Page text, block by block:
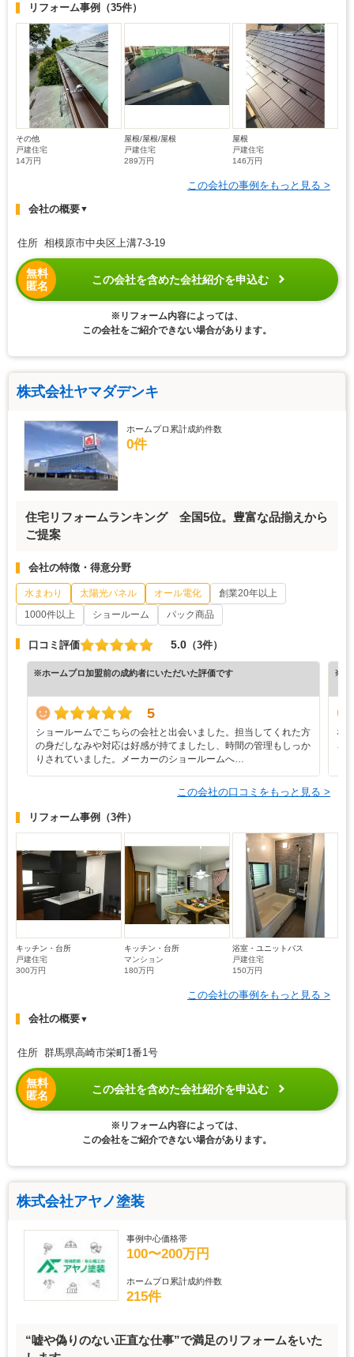
リフォーム事例 （35件）
その他
戸建住宅
14万円
屋根/屋根/屋根
戸建住宅
289万円
屋根
戸建住宅
146万円
この会社の事例をもっと見る >
会社の概要▼
住所 相模原市中央区上溝7-3-19
無料
匿名
この会社を含めた会社紹介を申込む
※リフォーム内容によっては、
この会社をご紹介できない場合があります。
株式会社ヤマダデンキ
ホームプロ累計成約件数
0件
住宅リフォームランキング 全国5位。豊富な品揃えから
ご提案
会社の特徴・得意分野
水まわり 太陽光パネル オール電化
創業20年以上
1000件以上
ショールーム パック商品
口コミ評価 5.0 （3件）
※ホームプロ加盟前の成約者にいただいた評価です
5
ショールームでこちらの会社と出会いました。担当してくれた方
の身だしなみや対応は好感が持てましたし、時間の管理もしっか
りされていました。メーカーのショールームへ…
※ホ
な
ろ
この会社の口コミをもっと見る >
リフォーム事例 （3件）
キッチン・台所
戸建住宅
300万円
キッチン・台所
マンション
180万円
浴室・ユニットバス
戸建住宅
150万円
この会社の事例をもっと見る >
会社の概要▼
住所 群馬県高崎市栄町1番1号
無料
匿名
この会社を含めた会社紹介を申込む
※リフォーム内容によっては、
この会社をご紹介できない場合があります。
株式会社アヤノ塗装
事例中心価格帯
100〜200万円
ホームプロ累計成約件数
215件
“嘘や偽りのない正直な仕事”で満足のリフォームをいた